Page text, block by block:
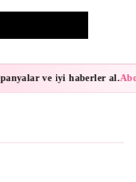
ve iyi haberler al.